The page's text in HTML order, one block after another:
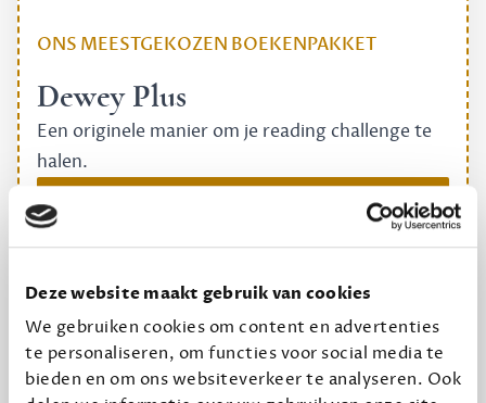
Deze website maakt gebruik van cookies
We gebruiken cookies om content en advertenties
te personaliseren, om functies voor social media te
bieden en om ons websiteverkeer te analyseren. Ook
ONS MEESTGEKOZEN BOEKENPAKKET
Dewey Plus
Een originele manier om je reading challenge te
halen.
12,50 per maand, incl. verzending
Alles van Dewey Free